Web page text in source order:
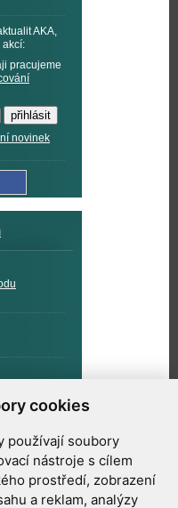
cookies
používají soubory
nástroje s cílem
prostředí, zobrazení
a reklam, analýzy
AKA,
akcí:
pracujeme
novinek